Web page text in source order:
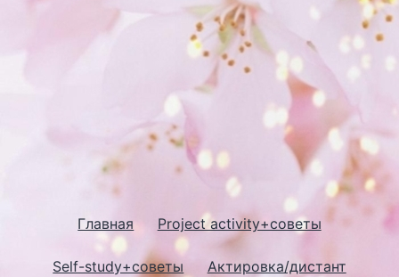
Главная Project activity+советы
Self-study+советы Актировка/дистант